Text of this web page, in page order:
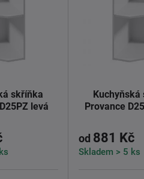
skříňka
levá
Kuchyňská
Provance
od 881 Kč
Skladem > 5 ks